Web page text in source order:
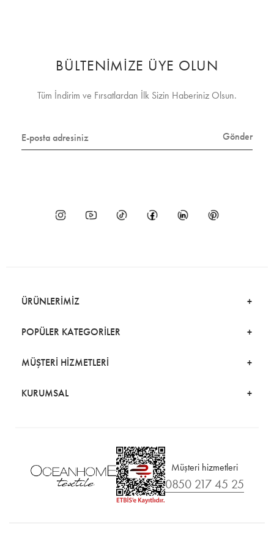
BÜLTENİMİZE ÜYE OLUN
Tüm İndirim ve Fırsatlardan İlk Sizin Haberiniz Olsun.
Gönder
ÜRÜNLERİMİZ
POPÜLER KATEGORİLER
MÜŞTERİ HİZMETLERİ
KURUMSAL
Müşteri hizmetleri
0850 217 45 25